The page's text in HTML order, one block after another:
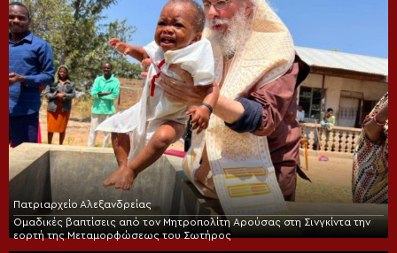
Πατριαρχείο Αλεξανδρείας
Ομαδικές βαπτίσεις από τον Μητροπολίτη Αρούσας στη Σινγκίντα την
εορτή της Μεταμορφώσεως του Σωτήρος